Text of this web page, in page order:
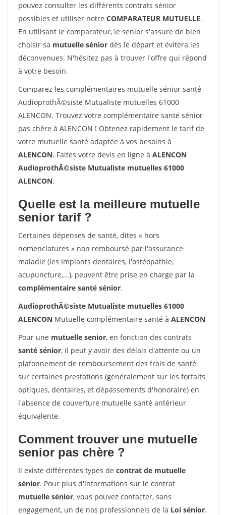
pouvez consulter les différents contrats sénior
possibles et utiliser notre COMPARATEUR MUTUELLE.
En utilisant le comparateur, le senior s'assure de bien
choisir sa mutuelle sénior dès le départ et évitera les
déconvenues. N'hésitez pas à trouver l'offre qui répond
à votre besoin.
Comparez les complémentaires mutuelle sénior santé
AudioprothÃ©siste Mutualiste mutuelles 61000
ALENCON. Trouvez votre complémentaire santé sénior
pas chère à ALENCON ! Obtenez rapidement le tarif de
votre mutuelle santé adaptée à vos besoins à
ALENCON. Faites votre devis en ligne à ALENCON
AudioprothÃ©siste Mutualiste mutuelles 61000
ALENCON.
Quelle est la meilleure mutuelle
senior tarif ?
Certaines dépenses de santé, dites « hors
nomenclatures » non remboursé par l'assurance
maladie (les implants dentaires, l'ostéopathie,
acupuncture,...), peuvent être prise en charge par la
complémentaire santé sénior.
AudioprothÃ©siste Mutualiste mutuelles 61000
ALENCON Mutuelle complémentaire santé à ALENCON
Pour une mutuelle senior, en fonction des contrats
santé sénior, il peut y avoir des délais d'attente ou un
plafonnement de remboursement des frais de santé
sur certaines prestations (généralement sur les forfaits
optiques, dentaires, et dépassements d'honoraire) en
l'absence de couverture mutuelle santé antérieur
équivalente.
Comment trouver une mutuelle
senior pas chère ?
Il existe différentes types de contrat de mutuelle
sénior. Pour plus d'informations sur le contrat
mutuelle sénior, vous pouvez contacter, sans
engagement, un de nos professionnels de la Loi sénior.